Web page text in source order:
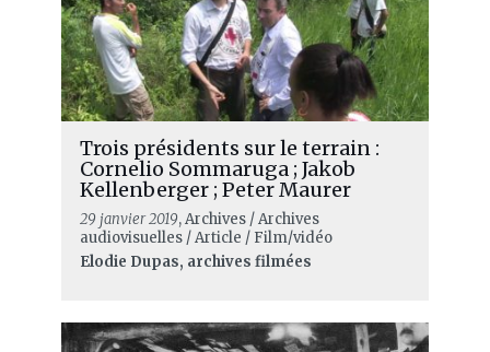
Trois présidents sur le terrain :
Cornelio Sommaruga ; Jakob
Kellenberger ; Peter Maurer
29 janvier 2019, Archives / Archives
audiovisuelles / Article / Film/vidéo
Elodie Dupas, archives filmées